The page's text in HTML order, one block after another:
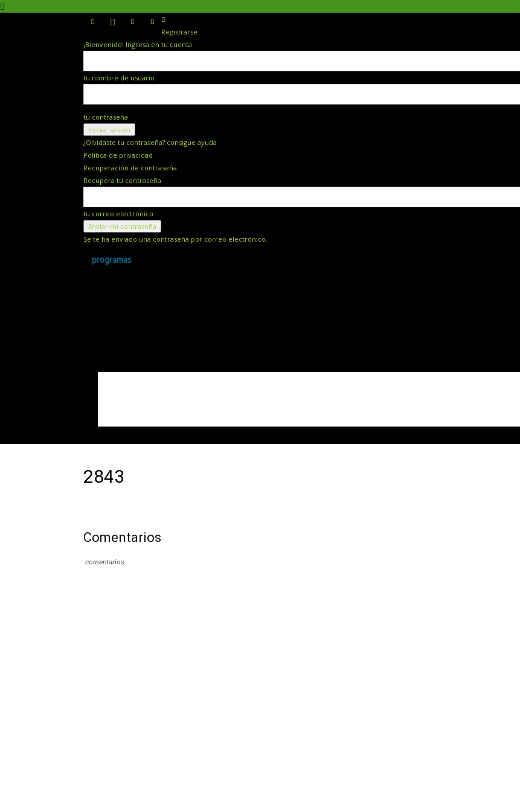
Registrarse
¡Bienvenido! Ingresa en tu cuenta
tu nombre de usuario
tu contraseña
¿Olvidaste tu contraseña? consigue ayuda
Política de privacidad
Recuperación de contraseña
Recupera tu contraseña
tu correo electrónico
Se te ha enviado una contraseña por correo electrónico.
programas
2843
Comentarios
comentarios